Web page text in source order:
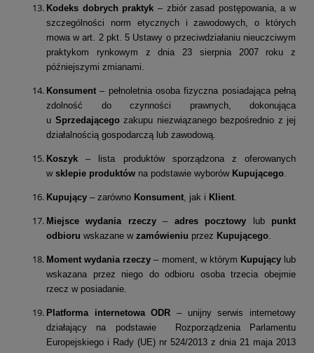
Kodeks dobrych praktyk – zbiór zasad postępowania, a w
szczególności norm etycznych i zawodowych, o których
mowa w art. 2 pkt. 5 Ustawy o przeciwdziałaniu nieuczciwym
praktykom rynkowym z dnia 23 sierpnia 2007 roku z
późniejszymi zmianami.
Konsument – pełnoletnia osoba fizyczna posiadająca pełną
zdolność do czynności prawnych, dokonująca
u Sprzedającegozakupu niezwiązanego bezpośrednio z jej
działalnością gospodarczą lub zawodową.
Koszyk– lista produktów sporządzona z oferowanych
w sklepie produktów na podstawie wyborów Kupującego
Kupujący – zarówno Konsument , jak i Klient
Miejsce wydania rzeczy– adres pocztowy lub punkt
odbioru wskazane w zamówieniu przez Kupującego
Moment wydania rzeczy– moment, w którym Kupującylub
wskazana przez niego do odbioru osoba trzecia obejmie
rzecz w posiadanie.
Platforma internetowa ODR – unijny serwis internetowy
działający na podstawie Rozporządzenia Parlamentu
Europejskiego i Rady (UE) nr 524/2013 z dnia 21 maja 2013